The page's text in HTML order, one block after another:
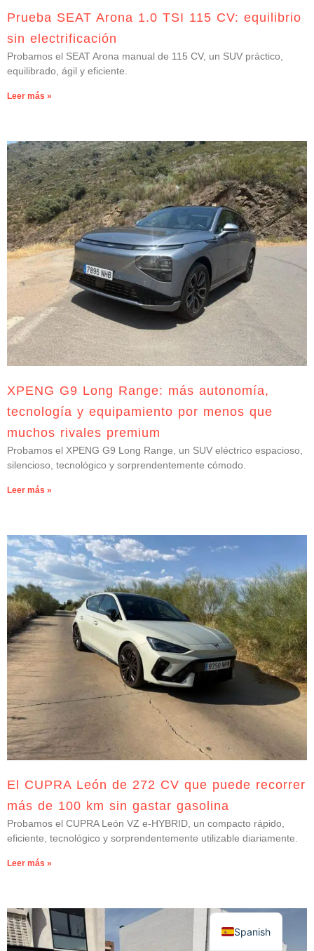
Prueba SEAT Arona 1.0 TSI 115 CV: equilibrio
sin electrificación
Probamos el SEAT Arona manual de 115 CV, un SUV práctico,
equilibrado, ágil y eficiente.
Leer más »
XPENG G9 Long Range: más autonomía,
tecnología y equipamiento por menos que
muchos rivales premium
Probamos el XPENG G9 Long Range, un SUV eléctrico espacioso,
silencioso, tecnológico y sorprendentemente cómodo.
Leer más »
El CUPRA León de 272 CV que puede recorrer
más de 100 km sin gastar gasolina
Probamos el CUPRA León VZ e-HYBRID, un compacto rápido,
eficiente, tecnológico y sorprendentemente utilizable diariamente.
Leer más »
Spanish